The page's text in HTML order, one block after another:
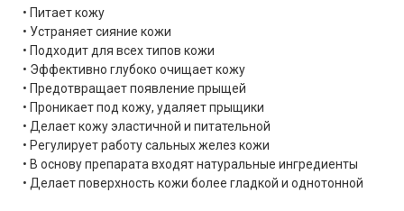
• Питает кожу
• Устраняет сияние кожи
• Подходит для всех типов кожи
• Эффективно глубоко очищает кожу
• Предотвращает появление прыщей
• Проникает под кожу, удаляет прыщики
• Делает кожу эластичной и питательной
• Регулирует работу сальных желез кожи
• В основу препарата входят натуральные ингредиенты
• Делает поверхность кожи более гладкой и однотонной